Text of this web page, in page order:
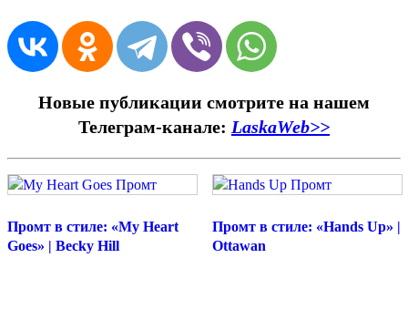
Новые публикации смотрите на нашем
Телеграм-канале: LaskaWeb>>
Промт в стиле: «My Heart
Goes» | Becky Hill
Промт в стиле: «Hands Up» |
Ottawan